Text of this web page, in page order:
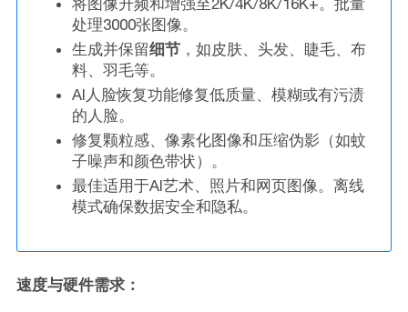
将图像升频和增强至2K/4K/8K/16K+。批量
处理3000张图像。
生成并保留细节，如皮肤、头发、睫毛、布
料、羽毛等。
AI人脸恢复功能修复低质量、模糊或有污渍
的人脸。
修复颗粒感、像素化图像和压缩伪影（如蚊
子噪声和颜色带状）。
最佳适用于AI艺术、照片和网页图像。离线
模式确保数据安全和隐私。
速度与硬件需求：